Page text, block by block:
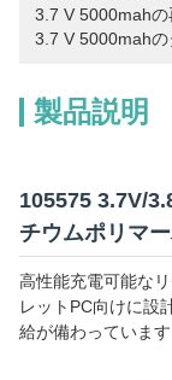
3.7 V 5000mah
3.7 V 5000mah
製品説明
105575 3.7V/
チウムポリマ
高性能充電可能な
レットPC向けに設
給が備わっています